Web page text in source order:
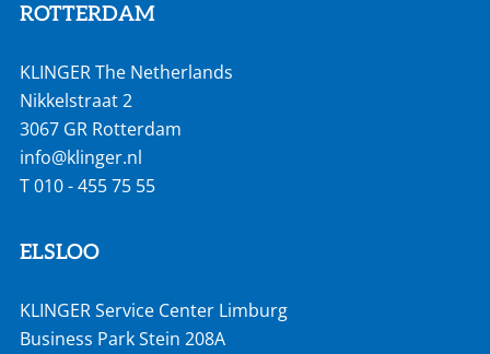
ROTTERDAM
KLINGER The Netherlands
Nikkelstraat 2
3067 GR Rotterdam
info@klinger.nl
T010 - 455 75 55
ELSLOO
KLINGER Service Center Limburg
Business Park Stein 208A